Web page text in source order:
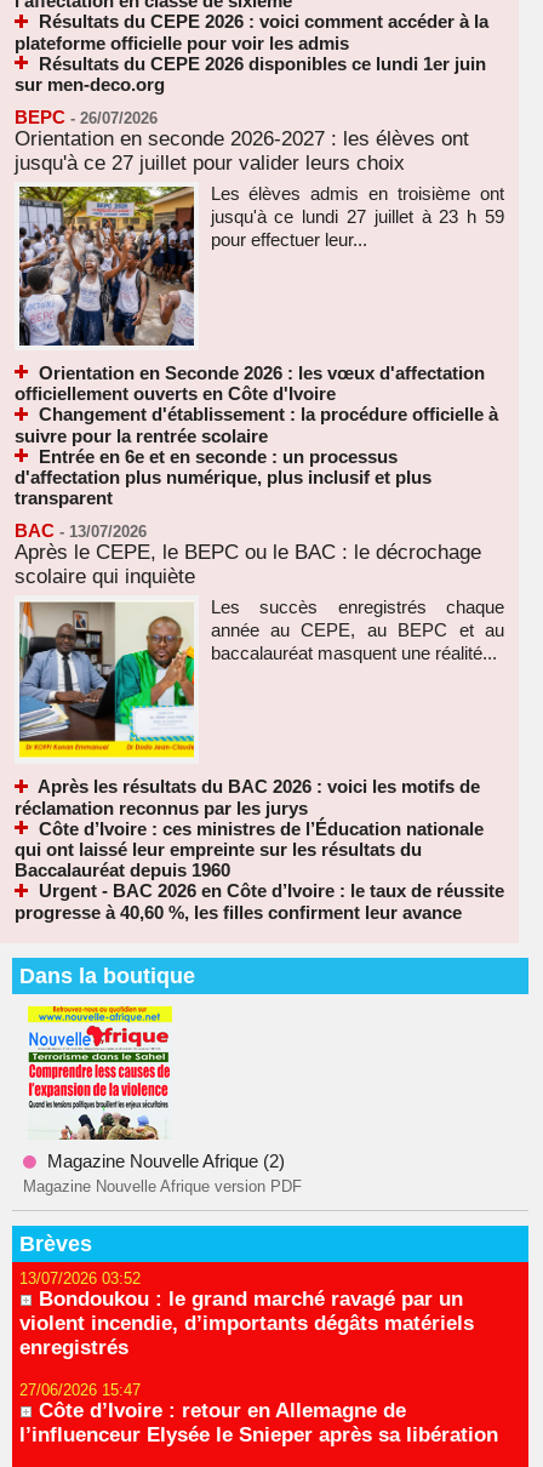
Résultats du CEPE 2026 : voici comment accéder à la
plateforme officielle pour voir les admis
Résultats du CEPE 2026 disponibles ce lundi 1er juin
sur men-deco.org
BEPC - 26/07/2026
Orientation en seconde 2026-2027 : les élèves ont
jusqu'à ce 27 juillet pour valider leurs choix
Les élèves admis en troisième ont
jusqu'à ce lundi 27 juillet à 23 h 59
pour effectuer leur...
Orientation en Seconde 2026 : les vœux d'affectation
officiellement ouverts en Côte d'Ivoire
Changement d'établissement : la procédure officielle à
suivre pour la rentrée scolaire
Entrée en 6e et en seconde : un processus
d'affectation plus numérique, plus inclusif et plus
transparent
BAC - 13/07/2026
Après le CEPE, le BEPC ou le BAC : le décrochage
scolaire qui inquiète
Les succès enregistrés chaque
année au CEPE, au BEPC et au
baccalauréat masquent une réalité...
Après les résultats du BAC 2026 : voici les motifs de
réclamation reconnus par les jurys
Côte d’Ivoire : ces ministres de l’Éducation nationale
qui ont laissé leur empreinte sur les résultats du
Baccalauréat depuis 1960
Urgent - BAC 2026 en Côte d’Ivoire : le taux de réussite
progresse à 40,60 %, les filles confirment leur avance
Dans la boutique
Magazine Nouvelle Afrique (2)
Magazine Nouvelle Afrique version PDF
Brèves
13/07/2026 03:52
Bondoukou : le grand marché ravagé par un
violent incendie, d’importants dégâts matériels
enregistrés
27/06/2026 15:47
Côte d’Ivoire : retour en Allemagne de
l’influenceur Elysée le Snieper après sa libération